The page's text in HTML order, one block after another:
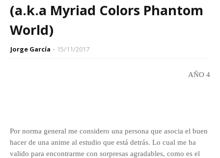
(a.k.a Myriad Colors Phantom
World)
Jorge García 15/11/2017
AÑO 4
Por norma general me considero una persona que asocia el buen
hacer de una anime al estudio que está detrás. Lo cual me ha
valido para encontrarme con sorpresas agradables, como es el